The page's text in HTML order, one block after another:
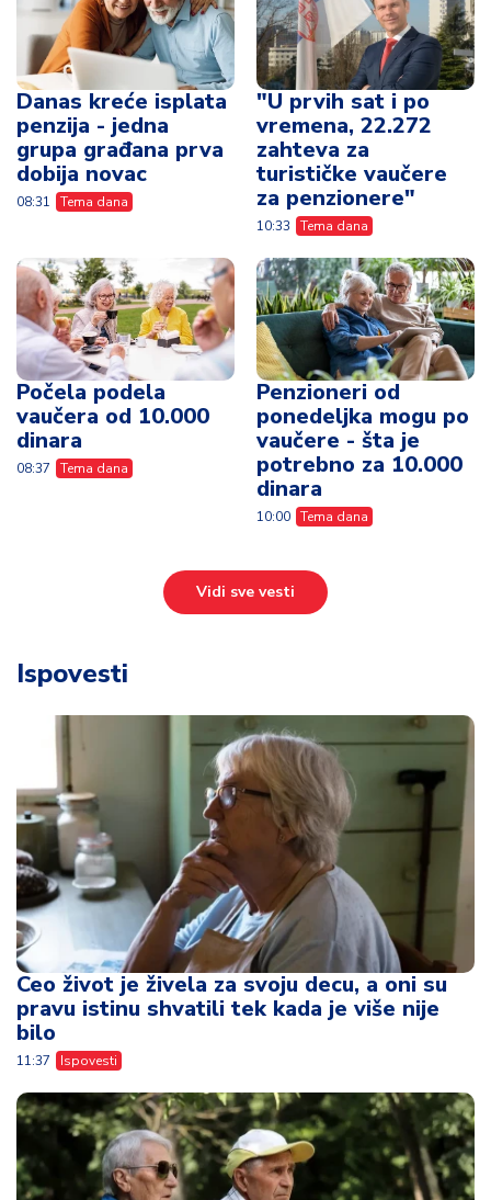
Danas kreće isplata
penzija - jedna
grupa građana prva
dobija novac
08:31 Tema dana
"U prvih sat i po
vremena, 22.272
zahteva za
turističke vaučere
za penzionere"
10:33 Tema dana
Počela podela
vaučera od 10.000
dinara
08:37 Tema dana
Penzioneri od
ponedeljka mogu po
vaučere - šta je
potrebno za 10.000
dinara
10:00 Tema dana
Vidi sve vesti
Ispovesti
Ceo život je živela za svoju decu, a oni su
pravu istinu shvatili tek kada je više nije
bilo
11:37 Ispovesti